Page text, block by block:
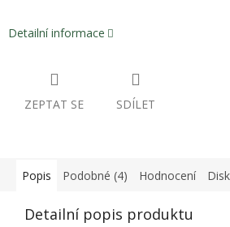
Detailní informace
ZEPTAT SE SDÍLET
Popis Podobné (4) Hodnocení
Detailní popis produktu